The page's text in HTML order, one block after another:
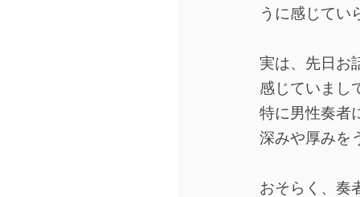
うに感じてい
実は、先日お
感じていま
特に男性奏者
深みや厚みを
おそらく、奏